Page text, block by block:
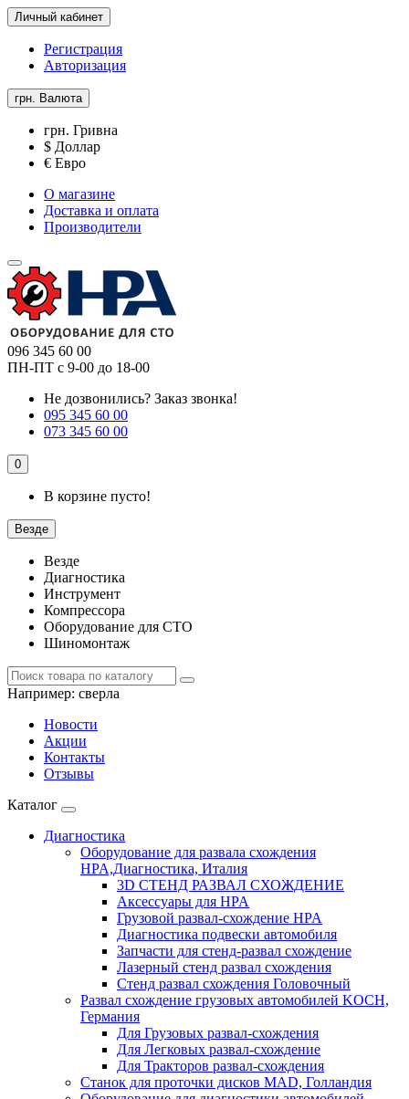
Личный кабинет
Регистрация
Авторизация
грн. Валюта
грн. Гривна
$ Доллар
€ Евро
О магазине
Доставка и оплата
Производители
096 345 60 00
ПН-ПТ с 9-00 до 18-00
Не дозвонились? Заказ звонка!
095 345 60 00
073 345 60 00
0
В корзине пусто!
Везде
Везде
Диагностика
Инструмент
Компрессора
Оборудование для СТО
Шиномонтаж
Например: сверла
Новости
Акции
Контакты
Отзывы
Каталог
Диагностика
Оборудование для развала схождения
HPA,Диагностика, Италия
3D СТЕНД РАЗВАЛ СХОЖДЕНИЕ
Аксессуары для HPA
Грузовой развал-схождение HPA
Диагностика подвески автомобиля
Запчасти для стенд-развал схождение
Лазерный стенд развал схождения
Стенд развал схождения Головочный
Развал схождение грузовых автомобилей KOCH,
Германия
Для Грузовых развал-схождения
Для Легковых развал-схождение
Для Тракторов развал-схождения
Станок для проточки дисков MAD, Голландия